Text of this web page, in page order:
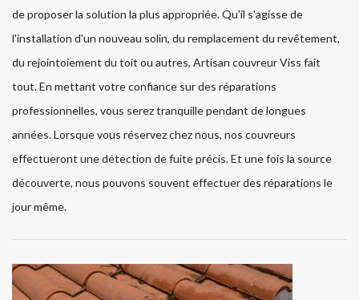
de proposer la solution la plus appropriée. Qu'il s'agisse de
l'installation d'un nouveau solin, du remplacement du revêtement,
du rejointoiement du toit ou autres, Artisan couvreur Viss fait
tout. En mettant votre confiance sur des réparations
professionnelles, vous serez tranquille pendant de longues
années. Lorsque vous réservez chez nous, nos couvreurs
effectueront une détection de fuite précis. Et une fois la source
découverte, nous pouvons souvent effectuer des réparations le
jour même.